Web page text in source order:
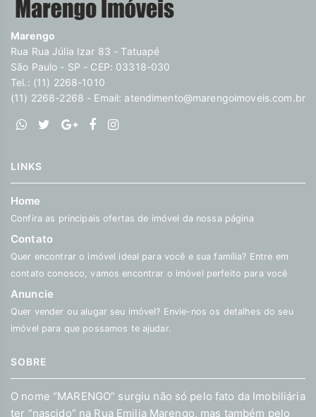
Marengo
Rua Rua Júlia Izar 83 - Tatuapé
São Paulo - SP - CEP: 03318-030
Tel.: (11) 2268-1010
(11) 2268-2268 - Email: atendimento@marengoimoveis.com.br
LINKS
Home
Confira as principais ofertas de imóvel da nossa página
Contato
Quer encontrar o imóvel ideal para você e sua família? Entre em
contato conosco, vamos encontrar o imóvel perfeito para você
Anuncie
Quer vender ou alugar seu imóvel? Envie-nos os detalhes do seu
imóvel para que possamos te ajudar.
SOBRE
O nome “MARENGO” surgiu não só pelo fato da Imobiliária
ter “nascido” na Rua Emilia Marengo, mas também pelo